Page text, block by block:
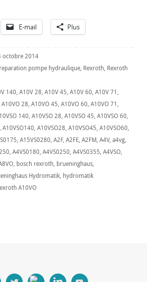
E-mail Plus
octobre 2014
reparation pompe hydraulique, Rexroth, Rexroth
140, A10V 28, A10V 45, A10V 60, A10V 71,
A10VO 28, A10VO 45, A10VO 60, A10VO 71,
140, A10VSO 28, A10VSO 45, A10VSO 60,
, A10VSO140, A10VSO28, A10VSO45, A10VSO60,
, A15VS0280, A2F, A2FE, A2FM, A4V, a4vg,
, A4VS0180, A4VS0250, A4VS0355, A4VSO,
, bosch rexroth, brueninghaus,
Hydromatik, hydromatik
A10VO